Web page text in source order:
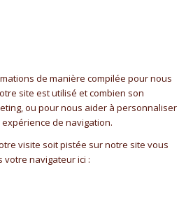
de manière compilée pour nous
site est utilisé et combien son
ou pour nous aider à personnaliser
de navigation.
visite soit pistée sur notre site vous
navigateur ici :